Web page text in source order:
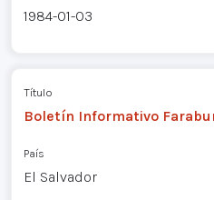
1984-01-03
Título
Boletín Informativo
País
El Salvador